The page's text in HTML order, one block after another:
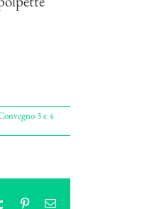
3 e 4
TumblrPinterestEmail